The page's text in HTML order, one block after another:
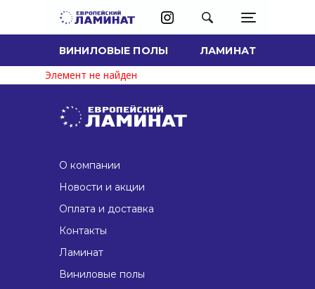
ВИНИЛОВЫЕ ПОЛЫ ЛАМИНАТ
Элемент не найден
О компании
Новости и акции
Оплата и доставка
Контакты
Ламинат
Виниловые полы